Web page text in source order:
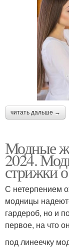
читать дальше →
Модные
2024.
стрижки
С нетерпением
модницы
гардероб, но и
первое, на что
под линеечку